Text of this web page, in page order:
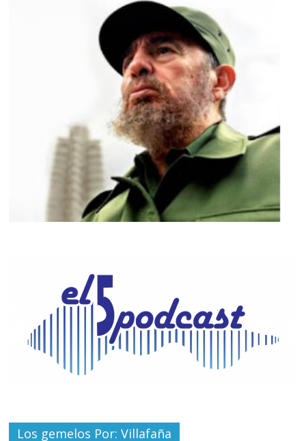
Los gemelos Por: Villafaña